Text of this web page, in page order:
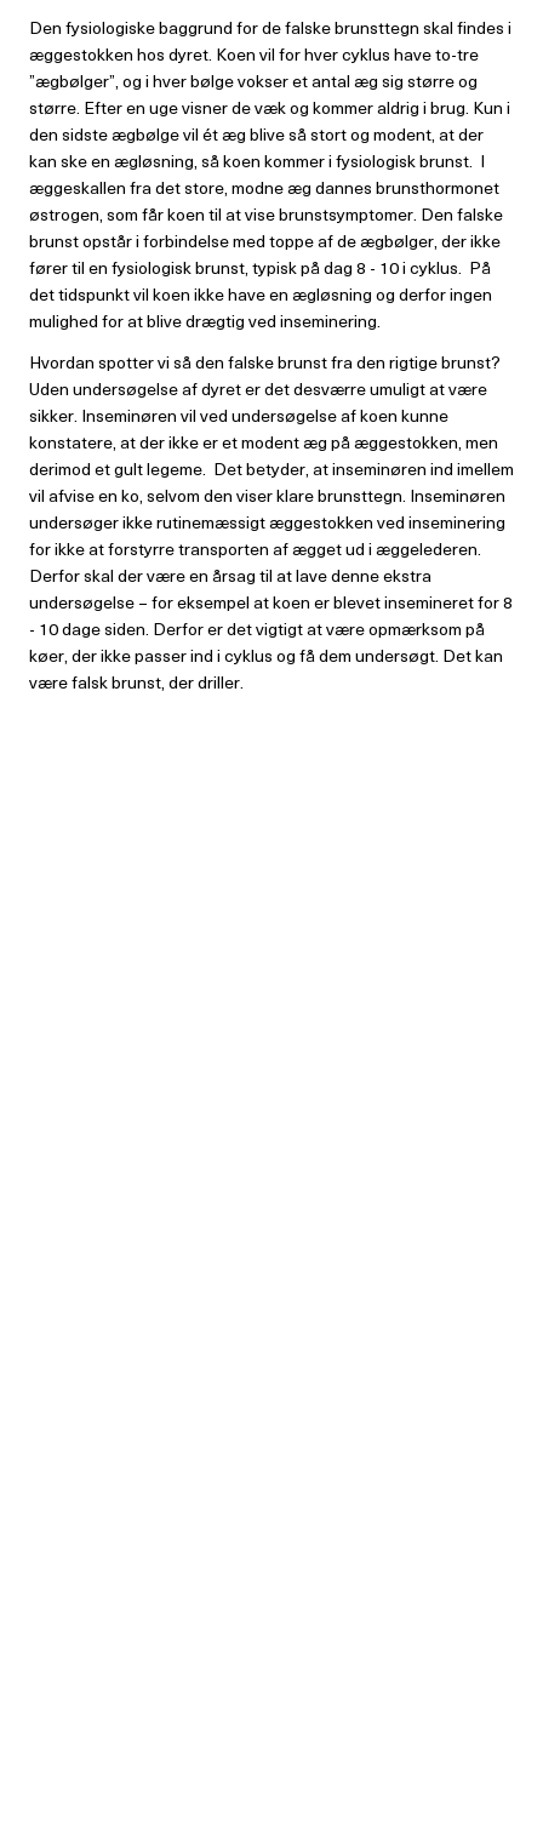
Den fysiologiske baggrund for de falske brunsttegn skal findes i
æggestokken hos dyret. Koen vil for hver cyklus have to-tre
”ægbølger”, og i hver bølge vokser et antal æg sig større og
større. Efter en uge visner de væk og kommer aldrig i brug. Kun i
den sidste ægbølge vil ét æg blive så stort og modent, at der
kan ske en ægløsning, så koen kommer i fysiologisk brunst. I
æggeskallen fra det store, modne æg dannes brunsthormonet
østrogen, som får koen til at vise brunstsymptomer. Den falske
brunst opstår i forbindelse med toppe af de ægbølger, der ikke
fører til en fysiologisk brunst, typisk på dag 8 - 10 i cyklus. På
det tidspunkt vil koen ikke have en ægløsning og derfor ingen
mulighed for at blive drægtig ved inseminering.
Hvordan spotter vi så den falske brunst fra den rigtige brunst?
Uden undersøgelse af dyret er det desværre umuligt at være
sikker. Inseminøren vil ved undersøgelse af koen kunne
konstatere, at der ikke er et modent æg på æggestokken, men
derimod et gult legeme. Det betyder, at inseminøren ind imellem
vil afvise en ko, selvom den viser klare brunsttegn. Inseminøren
undersøger ikke rutinemæssigt æggestokken ved inseminering
for ikke at forstyrre transporten af ægget ud i æggelederen.
Derfor skal der være en årsag til at lave denne ekstra
undersøgelse – for eksempel at koen er blevet insemineret for 8
- 10 dage siden. Derfor er det vigtigt at være opmærksom på
køer, der ikke passer ind i cyklus og få dem undersøgt. Det kan
være falsk brunst, der driller.